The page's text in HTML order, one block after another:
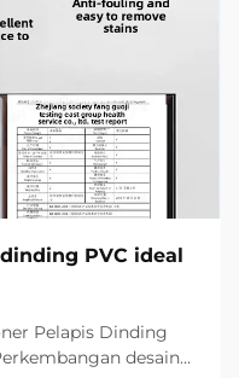
PVC ideal
Pelapis Dinding
desain